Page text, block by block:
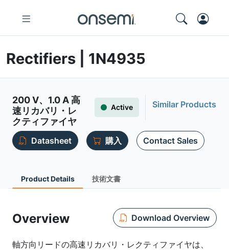
Rectifiers | 1N4935
200 V、1.0 A 高
速リカバリ・レ
クティファイヤ
Active Similar Products
Datasheet 購入 Contact Sales
Product Details 技術文書
Overview Download Overview
軸方向リードの高速リカバリ・レクティファイヤは、